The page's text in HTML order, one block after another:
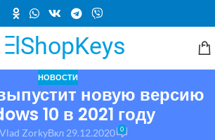
НОВОСТИ
новую версию
10 в 2021 году
Vlad ZorkyВкл 29.12.2020 0